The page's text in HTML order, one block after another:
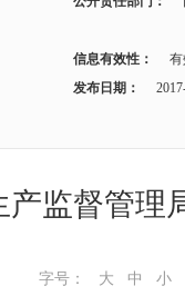
信息有效性：
发布日期：
监督管理
字号： 大 中 小